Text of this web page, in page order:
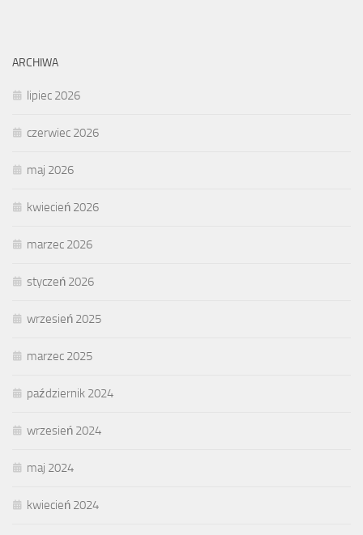
ARCHIWA
lipiec 2026
czerwiec 2026
maj 2026
kwiecień 2026
marzec 2026
styczeń 2026
wrzesień 2025
marzec 2025
październik 2024
wrzesień 2024
maj 2024
kwiecień 2024